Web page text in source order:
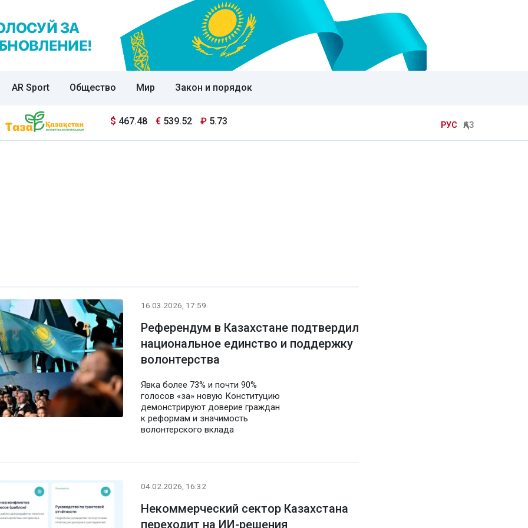
AR Sport Общество Мир Закон и порядок
$ 467.48 € 539.52 ₽ 5.73 РУС ҚАЗ
16.03.2026, 17:59
Референдум в Казахстане подтвердил
национальное единство и поддержку
волонтерства
Явка более 73% и почти 90%
голосов «за» новую Конституцию
демонстрируют доверие граждан
к реформам и значимость
волонтерского вклада
04.02.2026, 16:32
Некоммерческий сектор Казахстана
переходит на ИИ-решения